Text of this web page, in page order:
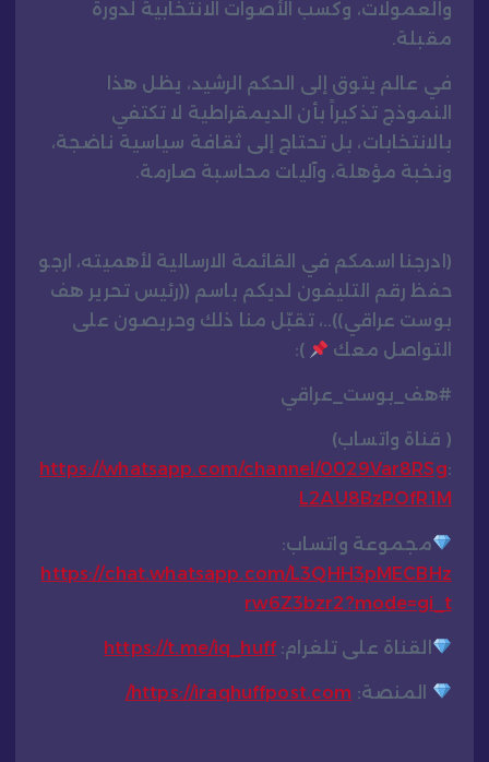
والعمولات، وكسب الأصوات الانتخابية لدورة
مقبلة.
في عالم يتوق إلى الحكم الرشيد، يظل هذا
النموذج تذكيراً بأن الديمقراطية لا تكتفي
بالانتخابات، بل تحتاج إلى ثقافة سياسية ناضجة،
ونخبة مؤهلة، وآليات محاسبة صارمة.
(ادرجنا اسمكم في القائمة الارسالية لأهميته، ارجو
حفظ رقم التليفون لديكم باسم ((رئيس تحرير هف
بوست عراقي))..، تقبّل منا ذلك وحريصون على
التواصل معك
):
#هف_بوست_عراقي
( قناة واتساب)
:
https://whatsapp.com/channel/0029Var8RSg
L2AU8BzPOfR1M
مجموعة واتساب:
https://chat.whatsapp.com/L3QHH3pMECBHz
rw6Z3bzr2?mode=gi_t
القناة على تلغرام:https://t.me/iq_huff
المنصة: https://iraqhuffpost.com/